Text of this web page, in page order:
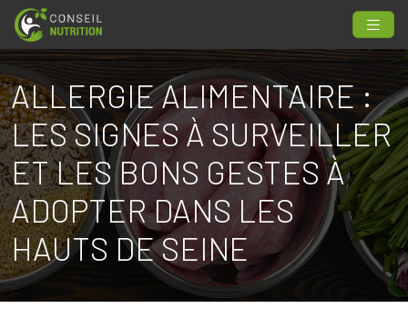
ALLERGIE ALIMENTAIRE :
LES SIGNES À SURVEILLER
ET LES BONS GESTES À
ADOPTER DANS LES
HAUTS DE SEINE